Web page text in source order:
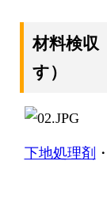
材料検収
す）
下地処理剤 ・